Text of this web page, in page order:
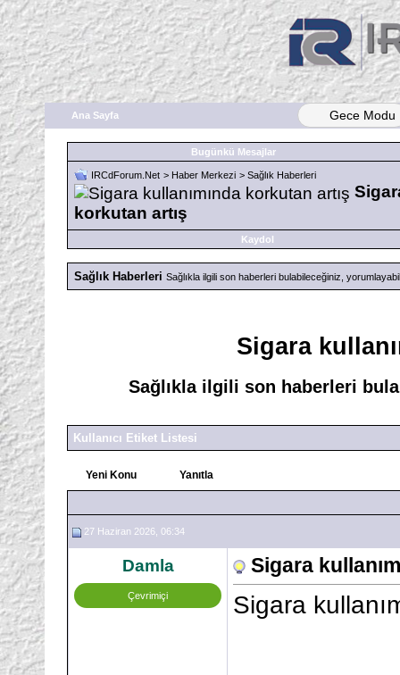
Ana Sayfa Gece Modu
Bugünkü Mesajlar
IRCdForum.Net > Haber Merkezi > Sağlık Haberleri
korkutan artış
Kaydol
Sağlık Haberleri Sağlıkla ilgili son haberleri bulabileceğiniz,
Sigara
Sağlıkla ilgili son haberleri
Kullanıcı Etiket Listesi
Yeni Konu Yanıtla
27 Haziran 2026, 06:34
Damla
Çevrimiçi
Sigara
Sigara